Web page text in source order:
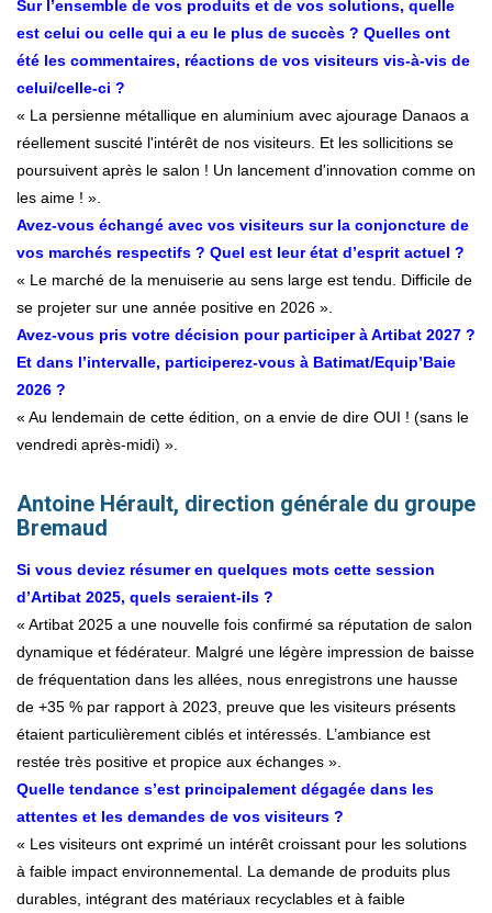
Sur l’ensemble de vos produits et de vos solutions, quelle
est celui ou celle qui a eu le plus de succès ? Quelles ont
été les commentaires, réactions de vos visiteurs vis-à-vis de
celui/celle-ci ?
« La persienne métallique en aluminium avec ajourage Danaos a
réellement suscité l'intérêt de nos visiteurs. Et les sollicitions se
poursuivent après le salon ! Un lancement d'innovation comme on
les aime ! ».
Avez-vous échangé avec vos visiteurs sur la conjoncture de
vos marchés respectifs ? Quel est leur état d’esprit actuel ?
« Le marché de la menuiserie au sens large est tendu. Difficile de
se projeter sur une année positive en 2026 ».
Avez-vous pris votre décision pour participer à Artibat 2027 ?
Et dans l’intervalle, participerez-vous à Batimat/Equip’Baie
2026 ?
« Au lendemain de cette édition, on a envie de dire OUI ! (sans le
vendredi après-midi) ».
Antoine Hérault, direction générale du groupe
Bremaud
Si vous deviez résumer en quelques mots cette session
d’Artibat 2025, quels seraient-ils ?
« Artibat 2025 a une nouvelle fois confirmé sa réputation de salon
dynamique et fédérateur. Malgré une légère impression de baisse
de fréquentation dans les allées, nous enregistrons une hausse
de +35 % par rapport à 2023, preuve que les visiteurs présents
étaient particulièrement ciblés et intéressés. L’ambiance est
restée très positive et propice aux échanges ».
Quelle tendance s’est principalement dégagée dans les
attentes et les demandes de vos visiteurs ?
« Les visiteurs ont exprimé un intérêt croissant pour les solutions
à faible impact environnemental. La demande de produits plus
durables, intégrant des matériaux recyclables et à faible